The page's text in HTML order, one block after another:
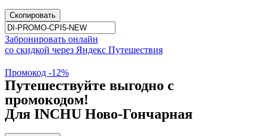
Скопировать
Забронировать онлайн
со скидкой через Яндекс Путешествия
Промокод -12%
Путешествуйте выгодно с
промокодом!
Для INCHU Ново-Гончарная